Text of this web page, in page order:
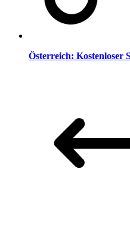
Österreich: Kostenloser